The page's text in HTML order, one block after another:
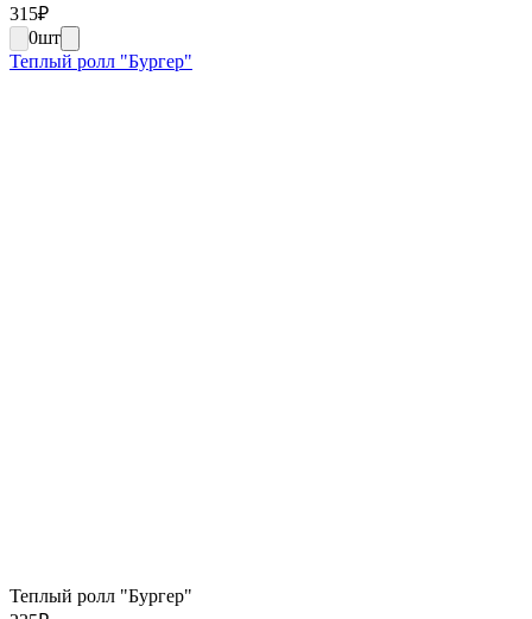
315₽
0шт
Теплый ролл "Бургер"
Теплый ролл "Бургер"